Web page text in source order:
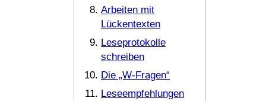
Arbeiten mit
Lückentexten
Leseprotokolle
schreiben
Die „W-Fragen“
Leseempfehlungen